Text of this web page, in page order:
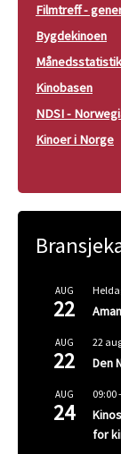
Filmtreff -
Bygdekinoen
Kinobasen
NDSI -
Kinoer i Norge
AUG
22
AUG
22
22
Den
AUG
24
09:00-
for